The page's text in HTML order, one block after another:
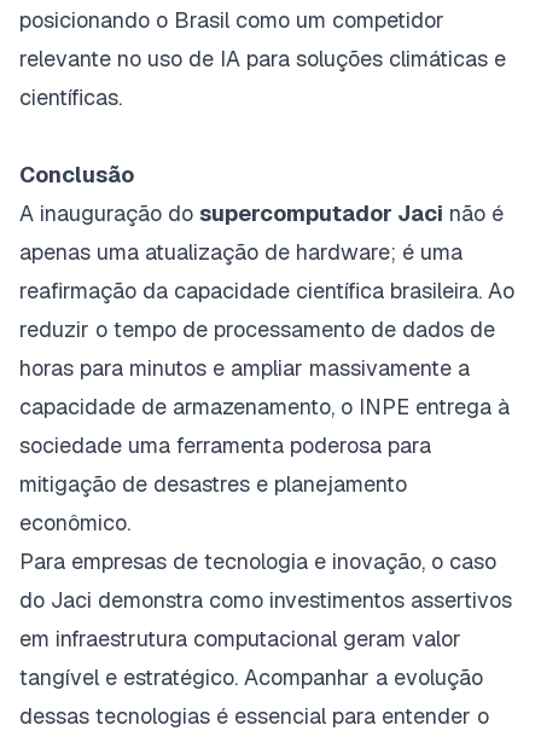
posicionando o Brasil como um competidor
relevante no uso de IA para soluções climáticas e
científicas.
Conclusão
A inauguração do supercomputador Jaci não é
apenas uma atualização de hardware; é uma
reafirmação da capacidade científica brasileira. Ao
reduzir o tempo de processamento de dados de
horas para minutos e ampliar massivamente a
capacidade de armazenamento, o INPE entrega à
sociedade uma ferramenta poderosa para
mitigação de desastres e planejamento
econômico.
Para empresas de tecnologia e inovação, o caso
do Jaci demonstra como investimentos assertivos
em infraestrutura computacional geram valor
tangível e estratégico. Acompanhar a evolução
dessas tecnologias é essencial para entender o